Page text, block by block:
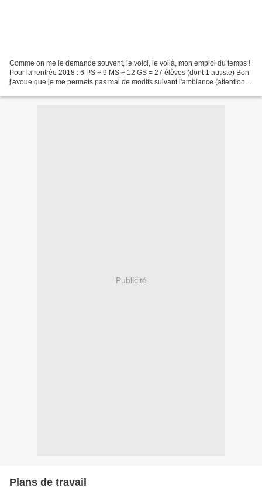
Comme on me le demande souvent, le voici, le voilà, mon emploi du temps !
Pour la rentrée 2018 : 6 PS + 9 MS + 12 GS = 27 élèves (dont 1 autiste) Bon
j'avoue que je me permets pas mal de modifs suivant l'ambiance (attention,
Publicité
Plans de travail